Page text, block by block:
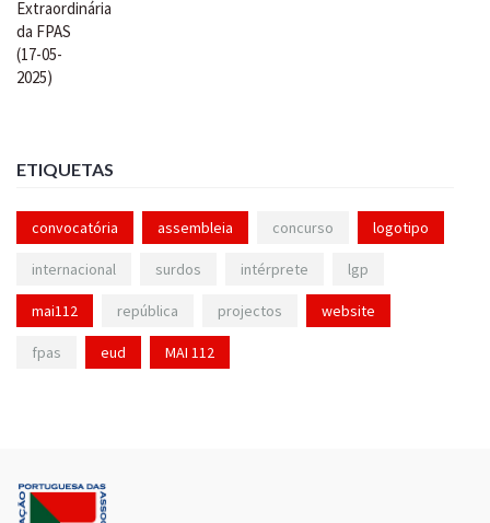
ETIQUETAS
convocatória assembleia concurso logotipo
internacional surdos intérprete lgp
mai112 república projectos website
fpas eud MAI 112